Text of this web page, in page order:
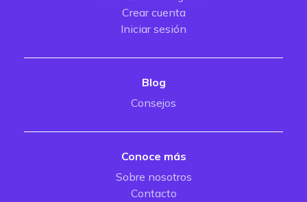
Crear cuenta
Iniciar sesión
Blog
Consejos
Conoce más
Sobre nosotros
Contacto